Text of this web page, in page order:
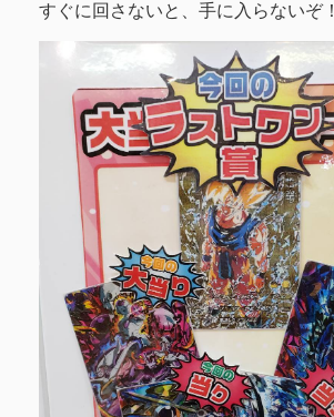
すぐに回さないと、手に入らないぞ！